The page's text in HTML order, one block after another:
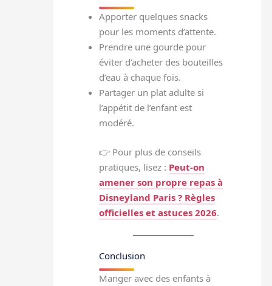
Apporter quelques snacks
pour les moments d’attente.
Prendre une gourde pour
éviter d’acheter des bouteilles
d’eau à chaque fois.
Partager un plat adulte si
l’appétit de l’enfant est
modéré.
👉 Pour plus de conseils
pratiques, lisez : Peut-on
amener son propre repas à
Disneyland Paris ? Règles
officielles et astuces 2026.
Conclusion
Manger avec des enfants à